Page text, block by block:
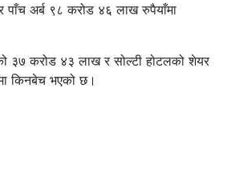
पाँच अर्ब ९८ करोड ४६ लाख रुपैयाँमा
३७ करोड ४३ लाख र सोल्टी होटलको शेयर
किनबेच भएको छ।